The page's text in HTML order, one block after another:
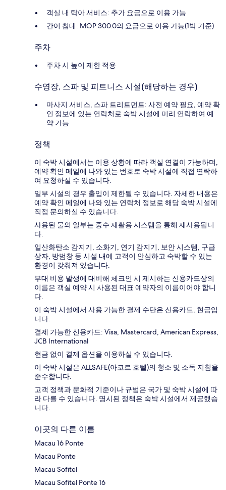
객실 내 탁아 서비스: 추가 요금으로 이용 가능
간이 침대: MOP 300.0의 요금으로 이용 가능(1박 기준)
주차
주차 시 높이 제한 적용
수영장, 스파 및 피트니스 시설(해당하는 경우)
마사지 서비스, 스파 트리트먼트: 사전 예약 필요, 예약 확
인 정보에 있는 연락처로 숙박 시설에 미리 연락하여 예
약 가능
정책
이 숙박 시설에서는 이용 상황에 따라 객실 연결이 가능하며,
예약 확인 메일에 나와 있는 번호로 숙박 시설에 직접 연락하
여 요청하실 수 있습니다.
일부 시설의 경우 출입이 제한될 수 있습니다. 자세한 내용은
예약 확인 메일에 나와 있는 연락처 정보로 해당 숙박 시설에
직접 문의하실 수 있습니다.
사용된 물의 일부는 중수 재활용 시스템을 통해 재사용됩니
다.
일산화탄소 감지기, 소화기, 연기 감지기, 보안 시스템, 구급
상자, 방범창 등 시설 내에 고객이 안심하고 숙박할 수 있는
환경이 갖춰져 있습니다.
부대 비용 발생에 대비해 체크인 시 제시하는 신용카드상의
이름은 객실 예약 시 사용된 대표 예약자의 이름이어야 합니
다.
이 숙박 시설에서 사용 가능한 결제 수단은 신용카드, 현금입
니다.
결제 가능한 신용카드: Visa, Mastercard, American Express,
JCB International
현금 없이 결제 옵션을 이용하실 수 있습니다.
이 숙박 시설은 ALLSAFE(아코르 호텔)의 청소 및 소독 지침을
준수합니다.
고객 정책과 문화적 기준이나 규범은 국가 및 숙박 시설에 따
라 다를 수 있습니다. 명시된 정책은 숙박 시설에서 제공했습
니다.
이곳의 다른 이름
Macau 16 Ponte
Macau Ponte
Macau Sofitel
Macau Sofitel Ponte 16